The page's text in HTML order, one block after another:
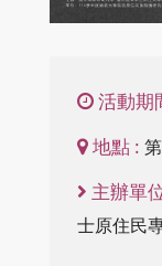
活動期
地點 :
主辦單
士原住民